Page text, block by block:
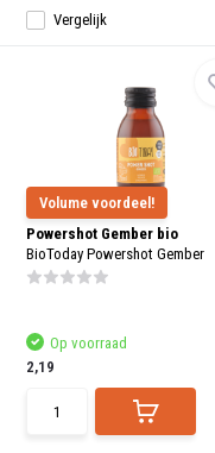
Vergelijk
Volume voordeel!
Powershot Gember bio
BioToday Powershot Gember
Op voorraad
2,19